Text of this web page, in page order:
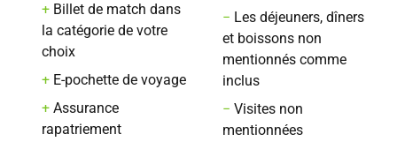
+ Billet de match dans
la catégorie de votre
choix
+ E-pochette de voyage
+ Assurance
rapatriement
− Les déjeuners, dîners
et boissons non
mentionnés comme
inclus
−Visites non
mentionnées